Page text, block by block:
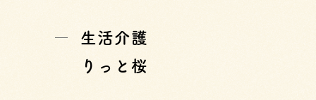
生活介護
りっと桜